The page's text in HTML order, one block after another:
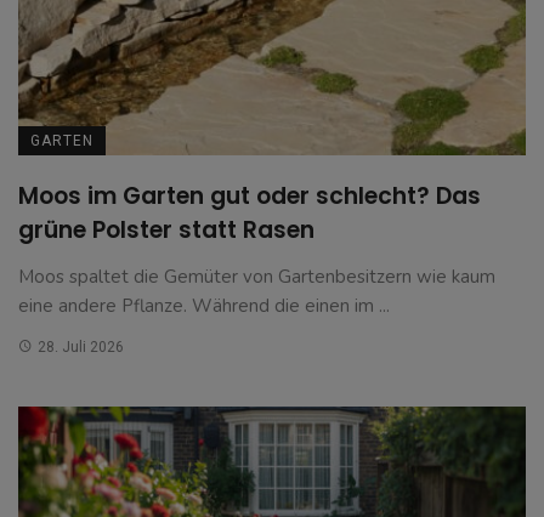
GARTEN
Moos im Garten gut oder schlecht? Das
grüne Polster statt Rasen
Moos spaltet die Gemüter von Gartenbesitzern wie kaum
eine andere Pflanze. Während die einen im ...
28. Juli 2026